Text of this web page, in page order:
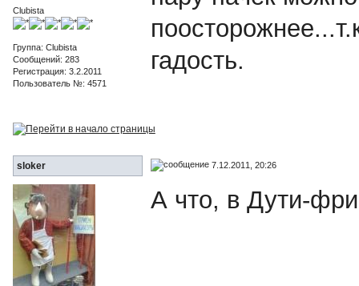
Clubista
Группа: Clubista
Сообщений: 283
Регистрация: 3.2.2011
Пользователь №: 4571
гадость.
sloker 7.12.2011, 20:26
А что, в Дути-